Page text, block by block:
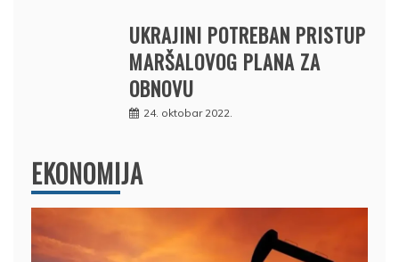
UKRAJINI POTREBAN PRISTUP
MARŠALOVOG PLANA ZA
OBNOVU
24. oktobar 2022.
EKONOMIJA